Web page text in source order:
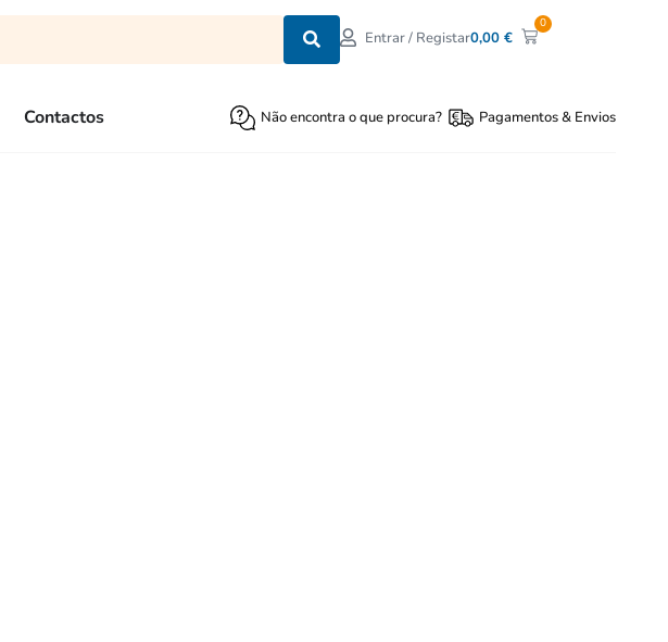
Entrar / Registar0,00€
0
Contactos Não encontra o que procura? Pagamentos & Envios